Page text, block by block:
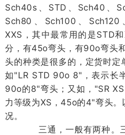
Sch40s、STD、Sch40、
Sch80、Sch100、Sch120
XXS，其中最常用的是STD
分，有45o弯头，有90o弯头
头的种类是很多的，定货时定
如"LR STD 90o 8"，表示长
90o的8"弯头；又如，"SR
力等级为XS，45o的4"弯头。
况。
三通，一般有两种。